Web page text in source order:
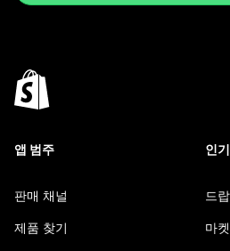
앱 범주
판매 채널
제품 찾기
인
드
마